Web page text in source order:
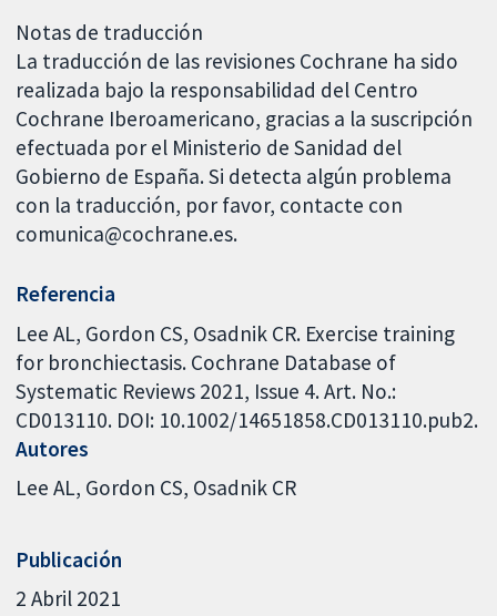
Notas de traducción
La traducción de las revisiones Cochrane ha sido
realizada bajo la responsabilidad del Centro
Cochrane Iberoamericano, gracias a la suscripción
efectuada por el Ministerio de Sanidad del
Gobierno de España. Si detecta algún problema
con la traducción, por favor, contacte con
comunica@cochrane.es.
Referencia
Lee AL, Gordon CS, Osadnik CR. Exercise training
for bronchiectasis. Cochrane Database of
Systematic Reviews 2021, Issue 4. Art. No.:
CD013110. DOI: 10.1002/14651858.CD013110.pub2.
Autores
Lee AL Gordon CS Osadnik CR
Publicación
2 Abril 2021